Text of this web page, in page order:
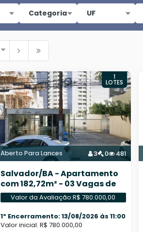
Aberto Para Lances 3 0 481
1
LOTES
Salvador/BA - Apartamento
com 182,72m² - 03 Vagas de
garagem
Valor da Avaliação:R$ 780.000,00
1º Encerramento: 13/08/2026 às 11:00
Valor inicial: R$ 780.000,00